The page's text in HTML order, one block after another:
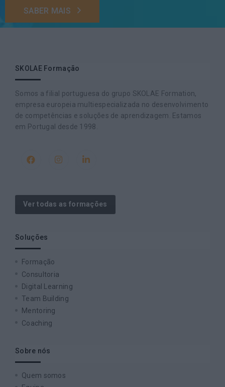
SABER MAIS
SKOLAE Formação
Somos a filial portuguesa do grupo SKOLAE Formation,
empresa europeia multiespecializada no desenvolvimento
de competências e soluções de aprendizagem. Estamos
em Portugal desde 1998.
Ver todas as formações
Soluções
Formação
Consultoria
Digital Learning
Team Building
Mentoring
Coaching
Sobre nós
Quem somos